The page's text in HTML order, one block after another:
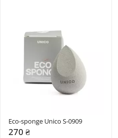
Eco-sponge Unico S-0909
270 ₴